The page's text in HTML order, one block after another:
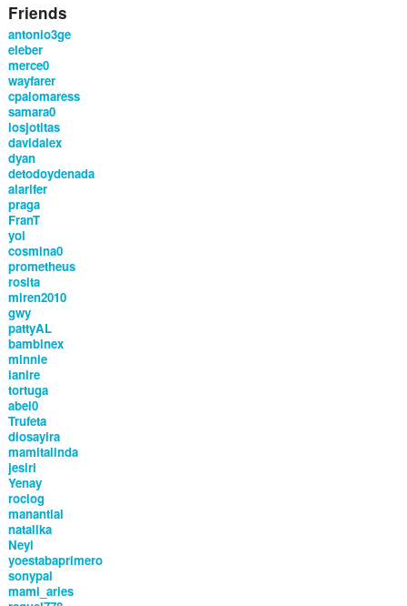
Friends
antonio3ge
eleber
merce0
wayfarer
cpalomaress
samara0
losjotitas
davidalex
dyan
detodoydenada
alarifer
praga
FranT
yoi
cosmina0
prometheus
rosita
miren2010
gwy
pattyAL
bambinex
minnie
ianire
tortuga
abel0
Trufeta
diosayira
mamitalinda
jesiri
Yenay
rociog
manantial
natalika
Neyi
yoestabaprimero
sonypal
mami_aries